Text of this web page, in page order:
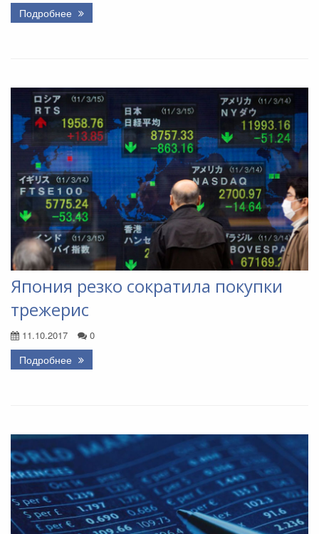
Подробнее
Япония резко сократила покупки
трежерис
11.10.2017 0
Подробнее